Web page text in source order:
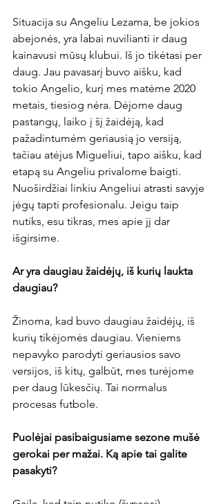
Situacija su Angeliu Lezama, be jokios
abejonės, yra labai nuvilianti ir daug
kainavusi mūsų klubui. Iš jo tikėtasi per
daug. Jau pavasarį buvo aišku, kad
tokio Angelio, kurį mes matėme 2020
metais, tiesiog nėra. Dėjome daug
pastangų, laiko į šį žaidėją, kad
pažadintumėm geriausią jo versiją,
tačiau atėjus Migueliui, tapo aišku, kad
etapą su Angeliu privalome baigti.
Nuoširdžiai linkiu Angeliui atrasti savyje
jėgų tapti profesionalu. Jeigu taip
nutiks, esu tikras, mes apie jį dar
išgirsime.
Ar yra daugiau žaidėjų, iš kurių laukta
daugiau?
Žinoma, kad buvo daugiau žaidėjų, iš
kurių tikėjomės daugiau. Vieniems
nepavyko parodyti geriausios savo
versijos, iš kitų, galbūt, mes turėjome
per daug lūkesčių. Tai normalus
procesas futbole.
Puolėjai pasibaigusiame sezone mušė
gerokai per mažai. Ką apie tai galite
pasakyti?